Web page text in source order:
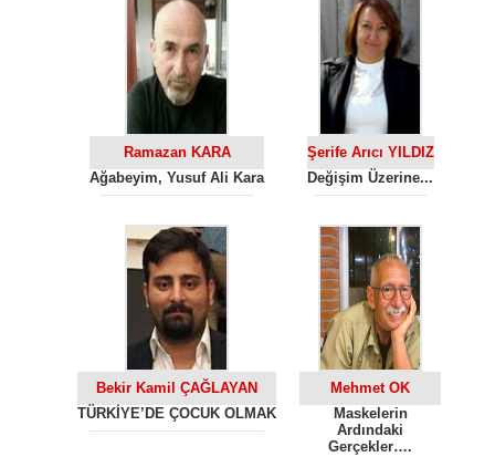
Ramazan KARA
Ağabeyim, Yusuf Ali Kara
Şerife Arıcı YILDIZ
Değişim Üzerine...
Bekir Kamil ÇAĞLAYAN
TÜRKİYE’DE ÇOCUK OLMAK
Mehmet OK
Maskelerin
Ardındaki
Gerçekler….